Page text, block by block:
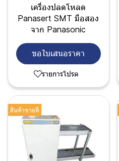
เครื่องปลดโหลด
Panasert SMT มือสอง
จาก Panasonic
ขอใบเสนอราคา
รายการโปรด
สินค้าขายดี